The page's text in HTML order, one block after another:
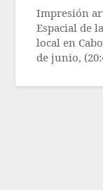
Impresión
Espacial de
local en
de junio,